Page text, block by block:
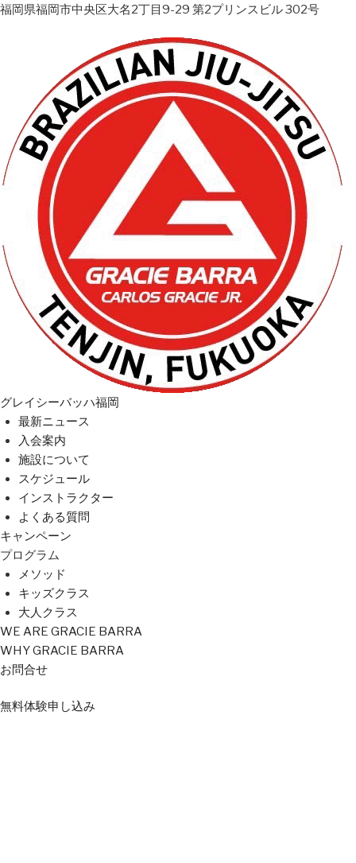
福岡県福岡市中央区大名2丁目9-29 第2プリンスビル 302号
グレイシーバッハ福岡
最新ニュース
入会案内
施設について
スケジュール
インストラクター
よくある質問
キャンペーン
プログラム
メソッド
キッズクラス
大人クラス
WE ARE GRACIE BARRA
WHY GRACIE BARRA
お問合せ
無料体験申し込み